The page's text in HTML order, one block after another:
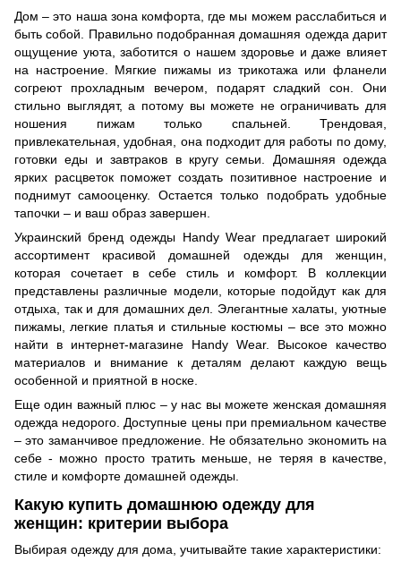
Дом – это наша зона комфорта, где мы можем расслабиться и
быть собой. Правильно подобранная домашняя одежда дарит
ощущение уюта, заботится о нашем здоровье и даже влияет
на настроение. Мягкие пижамы из трикотажа или фланели
согреют прохладным вечером, подарят сладкий сон. Они
стильно выглядят, а потому вы можете не ограничивать для
ношения пижам только спальней. Трендовая,
привлекательная, удобная, она подходит для работы по дому,
готовки еды и завтраков в кругу семьи. Домашняя одежда
ярких расцветок поможет создать позитивное настроение и
поднимут самооценку. Остается только подобрать удобные
тапочки – и ваш образ завершен.
Украинский бренд одежды Handy Wear предлагает широкий
ассортимент красивой домашней одежды для женщин,
которая сочетает в себе стиль и комфорт. В коллекции
представлены различные модели, которые подойдут как для
отдыха, так и для домашних дел. Элегантные халаты, уютные
пижамы, легкие платья и стильные костюмы – все это можно
найти в интернет-магазине Handy Wear. Высокое качество
материалов и внимание к деталям делают каждую вещь
особенной и приятной в носке.
Еще один важный плюс – у нас вы можете женская домашняя
одежда недорого. Доступные цены при премиальном качестве
– это заманчивое предложение. Не обязательно экономить на
себе - можно просто тратить меньше, не теряя в качестве,
стиле и комфорте домашней одежды.
Какую купить домашнюю одежду для
женщин: критерии выбора
Выбирая одежду для дома, учитывайте такие характеристики: